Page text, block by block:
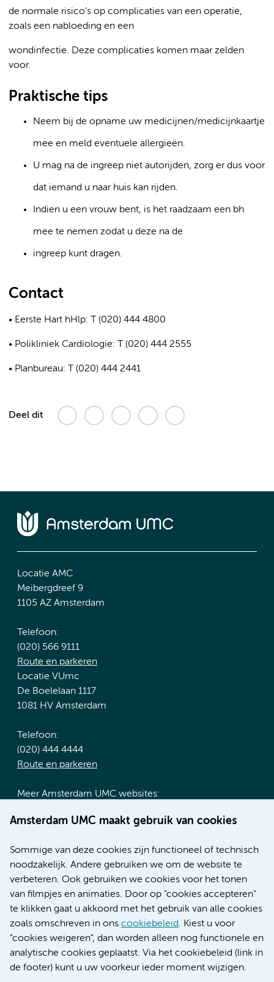
de normale risico’s op complicaties van een operatie,
zoals een nabloeding en een
wondinfectie. Deze complicaties komen maar zelden
voor.
Praktische tips
Neem bij de opname uw medicijnen/medicijnkaartje
mee en meld eventuele allergieën.
U mag na de ingreep niet autorijden, zorg er dus voor
dat iemand u naar huis kan rijden.
Indien u een vrouw bent, is het raadzaam een bh
mee te nemen zodat u deze na de
ingreep kunt dragen.
Contact
• Eerste Hart hHlp: T (020) 444 4800
• Polikliniek Cardiologie: T (020) 444 2555
• Planbureau: T (020) 444 2441
Deel dit
Amsterdam UMC maakt gebruik van cookies
Sommige van deze cookies zijn functioneel of technisch
noodzakelijk. Andere gebruiken we om de website te
verbeteren. Ook gebruiken we cookies voor het tonen
van filmpjes en animaties. Door op "cookies accepteren"
te klikken gaat u akkoord met het gebruik van alle cookies
zoals omschreven in ons cookiebeleid. Kiest u voor
"cookies weigeren", dan worden alleen nog functionele en
analytische cookies geplaatst. Via het cookiebeleid (link in
de footer) kunt u uw voorkeur ieder moment wijzigen.
Locatie AMC
Meibergdreef 9
1105 AZ Amsterdam
Telefoon:
(020) 566 9111
Route en parkeren
Locatie VUmc
De Boelelaan 1117
1081 HV Amsterdam
Telefoon:
(020) 444 4444
Route en parkeren
Meer Amsterdam UMC websites:
Werken bij Amsterdam UMC
Nieuws
Research
Educatie locatie AMC
Educatie locatie VUmc
Verwijzen & diagnostiek